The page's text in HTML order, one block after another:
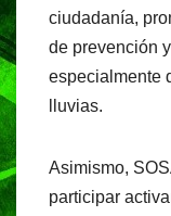
ciudadanía,
de prevención
especialmente
lluvias.
Asimismo,
participar